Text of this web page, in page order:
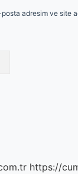
adresim ve site
https://